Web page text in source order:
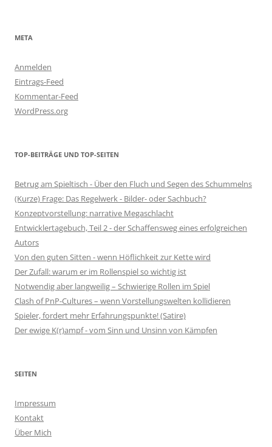
META
Anmelden
Eintrags-Feed
Kommentar-Feed
WordPress.org
TOP-BEITRÄGE UND TOP-SEITEN
Betrug am Spieltisch - Über den Fluch und Segen des Schummelns
(Kurze) Frage: Das Regelwerk - Bilder- oder Sachbuch?
Konzeptvorstellung: narrative Megaschlacht
Entwicklertagebuch, Teil 2 - der Schaffensweg eines erfolgreichen
Autors
Von den guten Sitten - wenn Höflichkeit zur Kette wird
Der Zufall: warum er im Rollenspiel so wichtig ist
Notwendig aber langweilig – Schwierige Rollen im Spiel
Clash of PnP-Cultures – wenn Vorstellungswelten kollidieren
Spieler, fordert mehr Erfahrungspunkte! (Satire)
Der ewige K(r)ampf - vom Sinn und Unsinn von Kämpfen
SEITEN
Impressum
Kontakt
Über Mich